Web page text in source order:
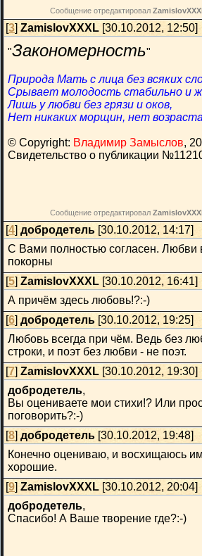
Сообщение отредактировал
[3] ZamislovXXXL [30.10.2012, 12:50]
"Закономерность"
Природа Mать с лица без всяких
Срывает молодость стабильно и
Лишь у любви без грязи и оков,
Нет никаких морщин, нет
© Copyright: Владимир Замыслов,
Свидетельство о публикации
Сообщение отредактировал
[4] добродетель [30.10.2012, 14:17]
С Вами полностью согласен. Любви
покорны
[5] ZamislovXXXL [30.10.2012, 16:41]
А причём здесь любовь!?:-)
[6] добродетель [30.10.2012, 19:25]
Любовь всегда при чём. Ведь без
строки, и поэт без любви - не поэт.
[7] ZamislovXXXL [30.10.2012, 19:30]
добродетель,
Вы оцениваете мои стихи!? Или
поговорить?:-)
[8] добродетель [30.10.2012, 19:48]
Конечно оцениваю, и восхищаюсь
хорошие.
[9] ZamislovXXXL [30.10.2012, 20:04]
добродетель,
Спасибо! А Ваше творение где?:-)